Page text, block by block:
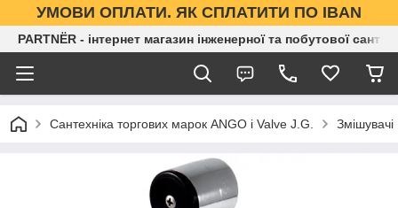
УМОВИ ОПЛАТИ. ЯК СПЛАТИТИ ПО IBAN
PARTNЁR - інтернет магазин інженерної та побутової
Сантехніка торгових марок ANGO і Valve J.G. Змішувачі